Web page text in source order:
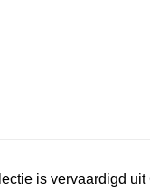
is vervaardigd